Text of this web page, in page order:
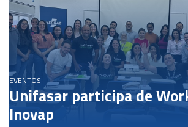
EVENTOS
Unifasar participa de
Inovap